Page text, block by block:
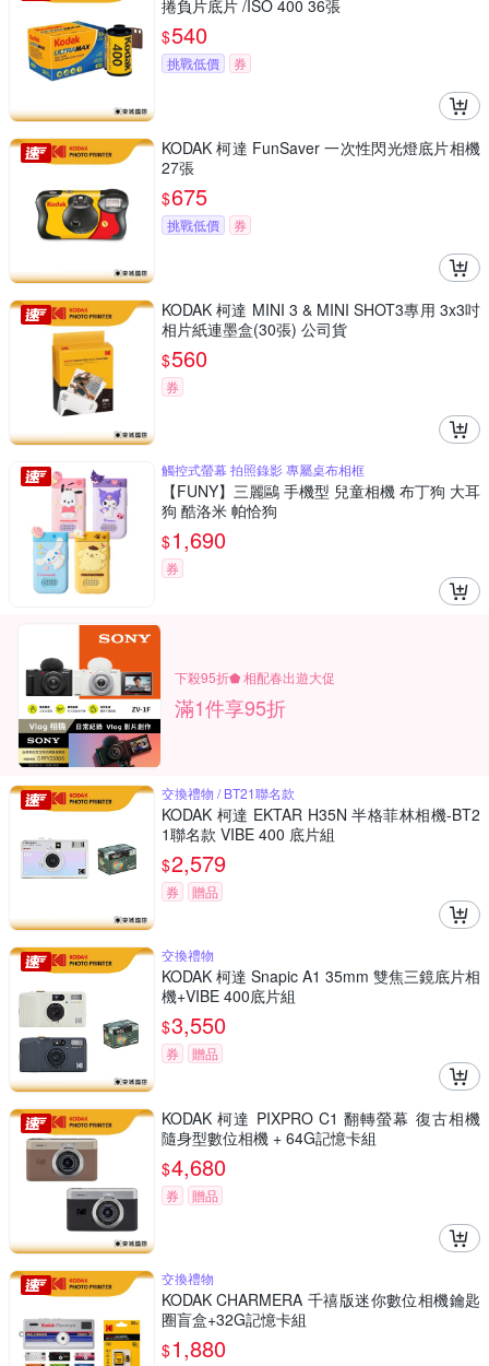
捲負片底片 /ISO 400 36張
$540
挑戰低價 券
KODAK 柯達 FunSaver 一次性閃光燈底片相機
27張
$675
挑戰低價 券
KODAK 柯達 MINI 3 & MINI SHOT3專用 3x3吋
相片紙連墨盒(30張) 公司貨
$560
券
觸控式螢幕 拍照錄影 專屬桌布相框
【FUNY】三麗鷗 手機型 兒童相機 布丁狗 大耳
狗 酷洛米 帕恰狗
$1,690
券
下殺95折⬟ 相配春出遊大促
滿1件享95折
交換禮物 / BT21聯名款
KODAK 柯達 EKTAR H35N 半格菲林相機-BT2
1聯名款 VIBE 400 底片組
$2,579
券 贈品
交換禮物
KODAK 柯達 Snapic A1 35mm 雙焦三鏡底片相
機+VIBE 400底片組
$3,550
券 贈品
KODAK 柯達 PIXPRO C1 翻轉螢幕 復古相機
隨身型數位相機 + 64G記憶卡組
$4,680
券 贈品
交換禮物
KODAK CHARMERA 千禧版迷你數位相機鑰匙
圈盲盒+32G記憶卡組
$1,880